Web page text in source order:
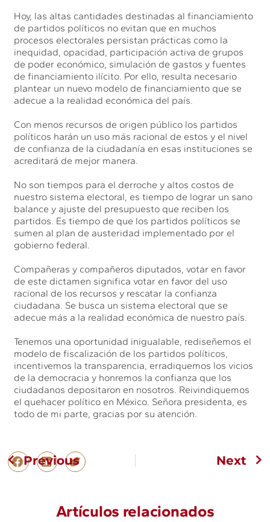
Hoy, las altas cantidades destinadas al financiamiento
de partidos políticos no evitan que en muchos
procesos electorales persistan prácticas como la
inequidad, opacidad, participación activa de grupos
de poder económico, simulación de gastos y fuentes
de financiamiento ilícito. Por ello, resulta necesario
plantear un nuevo modelo de financiamiento que se
adecue a la realidad económica del país.
Con menos recursos de origen público los partidos
políticos harán un uso más racional de estos y el nivel
de confianza de la ciudadanía en esas instituciones se
acreditará de mejor manera.
No son tiempos para el derroche y altos costos de
nuestro sistema electoral, es tiempo de lograr un sano
balance y ajuste del presupuesto que reciben los
partidos. Es tiempo de que los partidos políticos se
sumen al plan de austeridad implementado por el
gobierno federal.
Compañeras y compañeros diputados, votar en favor
de este dictamen significa votar en favor del uso
racional de los recursos y rescatar la confianza
ciudadana. Se busca un sistema electoral que se
adecue más a la realidad económica de nuestro país.
Tenemos una oportunidad inigualable, rediseñemos el
modelo de fiscalización de los partidos políticos,
incentivemos la transparencia, erradiquemos los vicios
de la democracia y honremos la confianza que los
ciudadanos depositaron en nosotros. Reivindiquemos
el quehacer político en México. Señora presidenta, es
todo de mi parte, gracias por su atención.
Previous Next
Artículos relacionados